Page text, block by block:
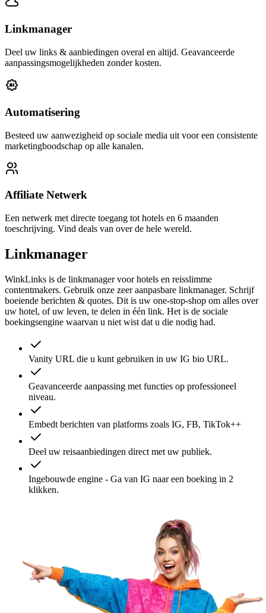
Linkmanager
Deel uw links & aanbiedingen overal en altijd. Geavanceerde
aanpassingsmogelijkheden zonder kosten.
Automatisering
Besteed uw aanwezigheid op sociale media uit voor een consistente
marketingboodschap op alle kanalen.
Affiliate Netwerk
Een netwerk met directe toegang tot hotels en 6 maanden
toeschrijving. Vind deals van over de hele wereld.
Linkmanager
WinkLinks is de linkmanager voor hotels en reisslimme
contentmakers. Gebruik onze zeer aanpasbare linkmanager. Schrijf
boeiende berichten & quotes. Dit is uw one-stop-shop om alles over
uw hotel, of uw leven, te delen in één link. Het is de sociale
boekingsengine waarvan u niet wist dat u die nodig had.
Vanity URL die u kunt gebruiken in uw IG bio URL.
Geavanceerde aanpassing met functies op professioneel
niveau.
Embedt berichten van platforms zoals IG, FB, TikTok++
Deel uw reisaanbiedingen direct met uw publiek.
Ingebouwde engine - Ga van IG naar een boeking in 2
klikken.